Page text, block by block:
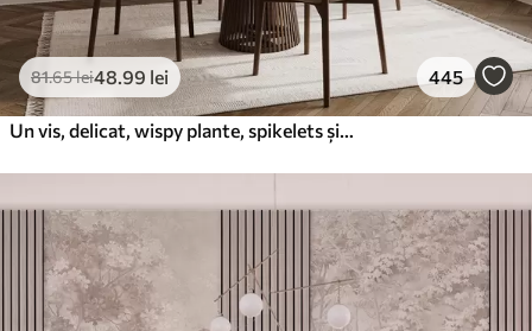
81.65lei48 .99 lei 445